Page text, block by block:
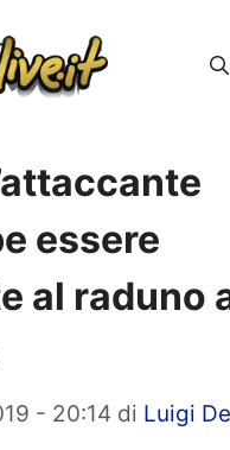
essere
al raduno
- 20:14 di Luigi